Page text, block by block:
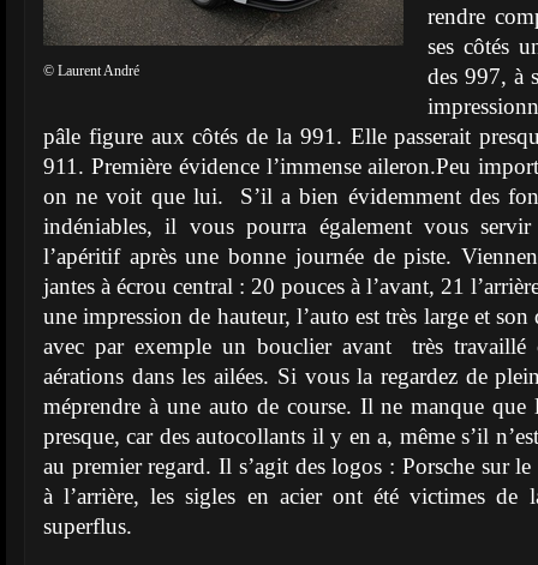
© Laurent André
rendre
ses côtés
des 997, à
pâle figure aux côtés de la 991. Elle passerait
911. Première évidence l’immense aileron.Peu
on ne voit que lui. S’il a bien évidemment des
indéniables, il vous pourra également vous
l’apéritif après une bonne journée de piste.
jantes à écrou central : 20 pouces à l’avant, 21
une impression de hauteur, l’auto est très large et son
avec par exemple un bouclier avant très travaillé
aérations dans les ailées. Si vous la regardez de
méprendre à une auto de course. Il ne manque
presque, car des autocollants il y en a, même s’il
au premier regard. Il s’agit des logos : Porsche sur
à l’arrière, les sigles en acier ont été victimes de
superflus.